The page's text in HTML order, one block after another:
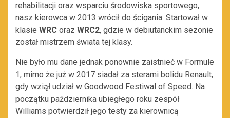
rehabilitacji oraz wsparciu środowiska sportowego,
nasz kierowca w 2013 wrócił do ścigania. Startował w
klasie WRC oraz WRC2, gdzie w debiutanckim sezonie
został mistrzem świata tej klasy.
Nie było mu dane jednak ponownie zaistnieć w Formule
1, mimo że już w 2017 siadał za sterami bolidu Renault,
gdy wziął udział w Goodwood Festiwal of Speed. Na
początku października ubiegłego roku zespół
Williams potwierdził jego testy za kierownicą